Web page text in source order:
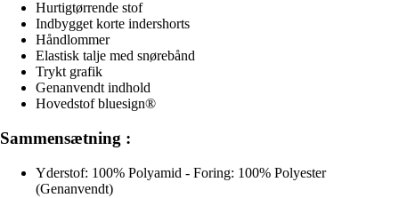
Hurtigtørrende stof
Indbygget korte indershorts
Håndlommer
Elastisk talje med snørebånd
Trykt grafik
Genanvendt indhold
Hovedstof bluesign®
Sammensætning :
Yderstof: 100% Polyamid - Foring: 100% Polyester
(Genanvendt)